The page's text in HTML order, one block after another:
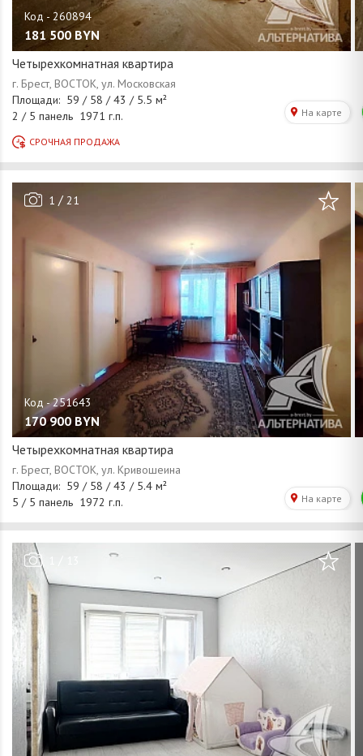
181 500 BYN
Четырехкомнатная квартира
1 / 21
170 900 BYN
Четырехкомнатная квартира